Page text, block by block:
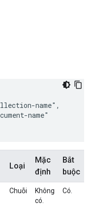
name"
Loại
Mặc
định
Bắt
buộc
Chuỗi
Không
có.
Có.